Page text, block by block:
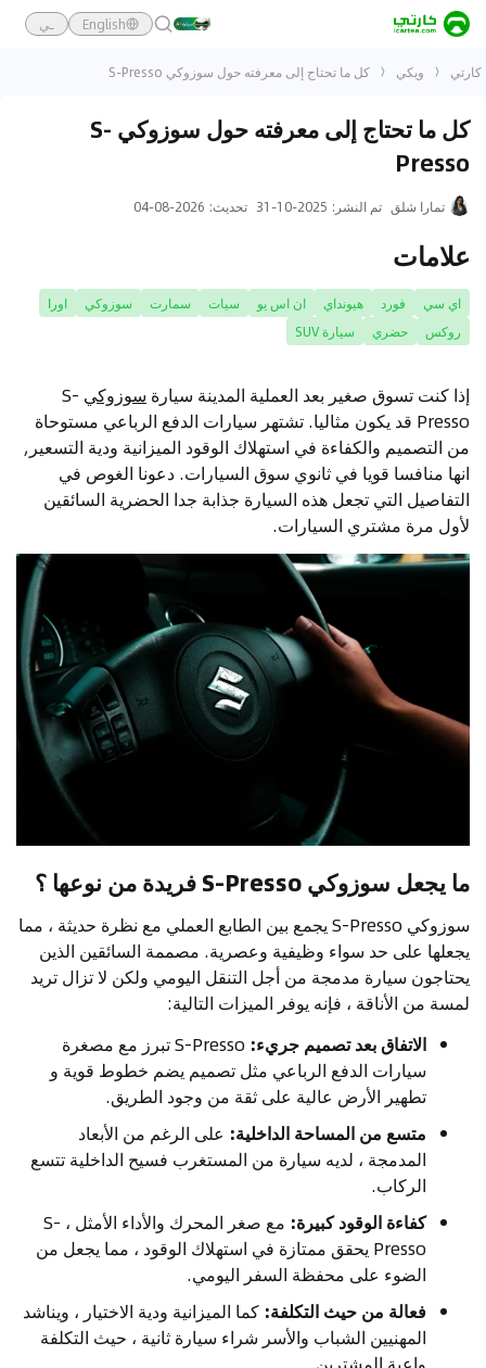
English ـي
كارتي ويكي كل ما تحتاج إلى معرفته حول سوزوكي S-Presso
كل ما تحتاج إلى معرفته حول سوزوكي S-
Presso
تمارا شلق تم النشر :
2025-10-31 تحديث:
2026-08-04
علامات
اي سي فورد هيونداي ان اس يو سيات سمارت سوزوكي
اورا
روكس
حضري سيارة SUV
إذا كنت تسوق صغير بعد العملية المدينة سيارة سوزوكي S-
Presso قد يكون مثاليا. تشتهر سيارات الدفع الرباعي مستوحاة
من التصميم والكفاءة في استهلاك الوقود الميزانية ودية التسعير,
انها منافسا قويا في ثانوي سوق السيارات. دعونا الغوص في
التفاصيل التي تجعل هذه السيارة جذابة جدا الحضرية السائقين
لأول مرة مشتري السيارات.
ما يجعل سوزوكي S-Presso فريدة من نوعها ؟
سوزوكي S-Presso يجمع بين الطابع العملي مع نظرة حديثة ، مما
يجعلها على حد سواء وظيفية وعصرية. مصممة السائقين الذين
يحتاجون سيارة مدمجة من أجل التنقل اليومي ولكن لا تزال تريد
لمسة من الأناقة ، فإنه يوفر الميزات التالية:
الاتفاق بعد تصميم جريء:
S-Presso تبرز مع مصغرة
سيارات الدفع الرباعي مثل تصميم يضم خطوط قوية و
تطهير الأرض عالية على ثقة من وجود الطريق.
متسع من المساحة الداخلية: على الرغم من الأبعاد
المدمجة ، لديه سيارة من المستغرب فسيح الداخلية تتسع
الركاب.
كفاءة الوقود كبيرة:
مع صغر المحرك والأداء الأمثل ، S-
Presso يحقق ممتازة في استهلاك الوقود ، مما يجعل من
الضوء على محفظة السفر اليومي.
فعالة من حيث التكلفة: كما الميزانية ودية الاختيار ، ويناشد
المهنيين الشباب والأسر شراء سيارة ثانية ، حيث التكلفة